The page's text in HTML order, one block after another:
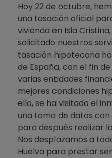
Hoy 22 de octubre,
una tasación oficial
vivienda en Isla
solicitado nuestros
tasación hipotecaria
de España, con el fin
varias entidades
mejores condiciones
ello, se ha visitado el
una toma de datos
para después realizar
Nos desplazamos a
Huelva para prestar